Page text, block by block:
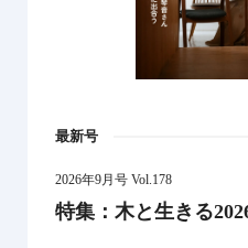
最新号
2026年9月号 Vol.178
特集：木と生きる